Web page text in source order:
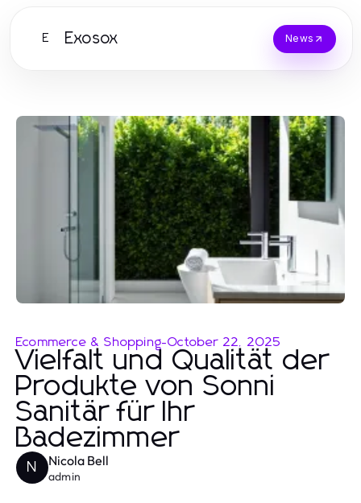
E Exosox News
Ecommerce & Shopping-October 22, 2025
Vielfalt und Qualität der
Produkte von Sonni
Sanitär für Ihr
Badezimmer
N Nicola Bell
admin